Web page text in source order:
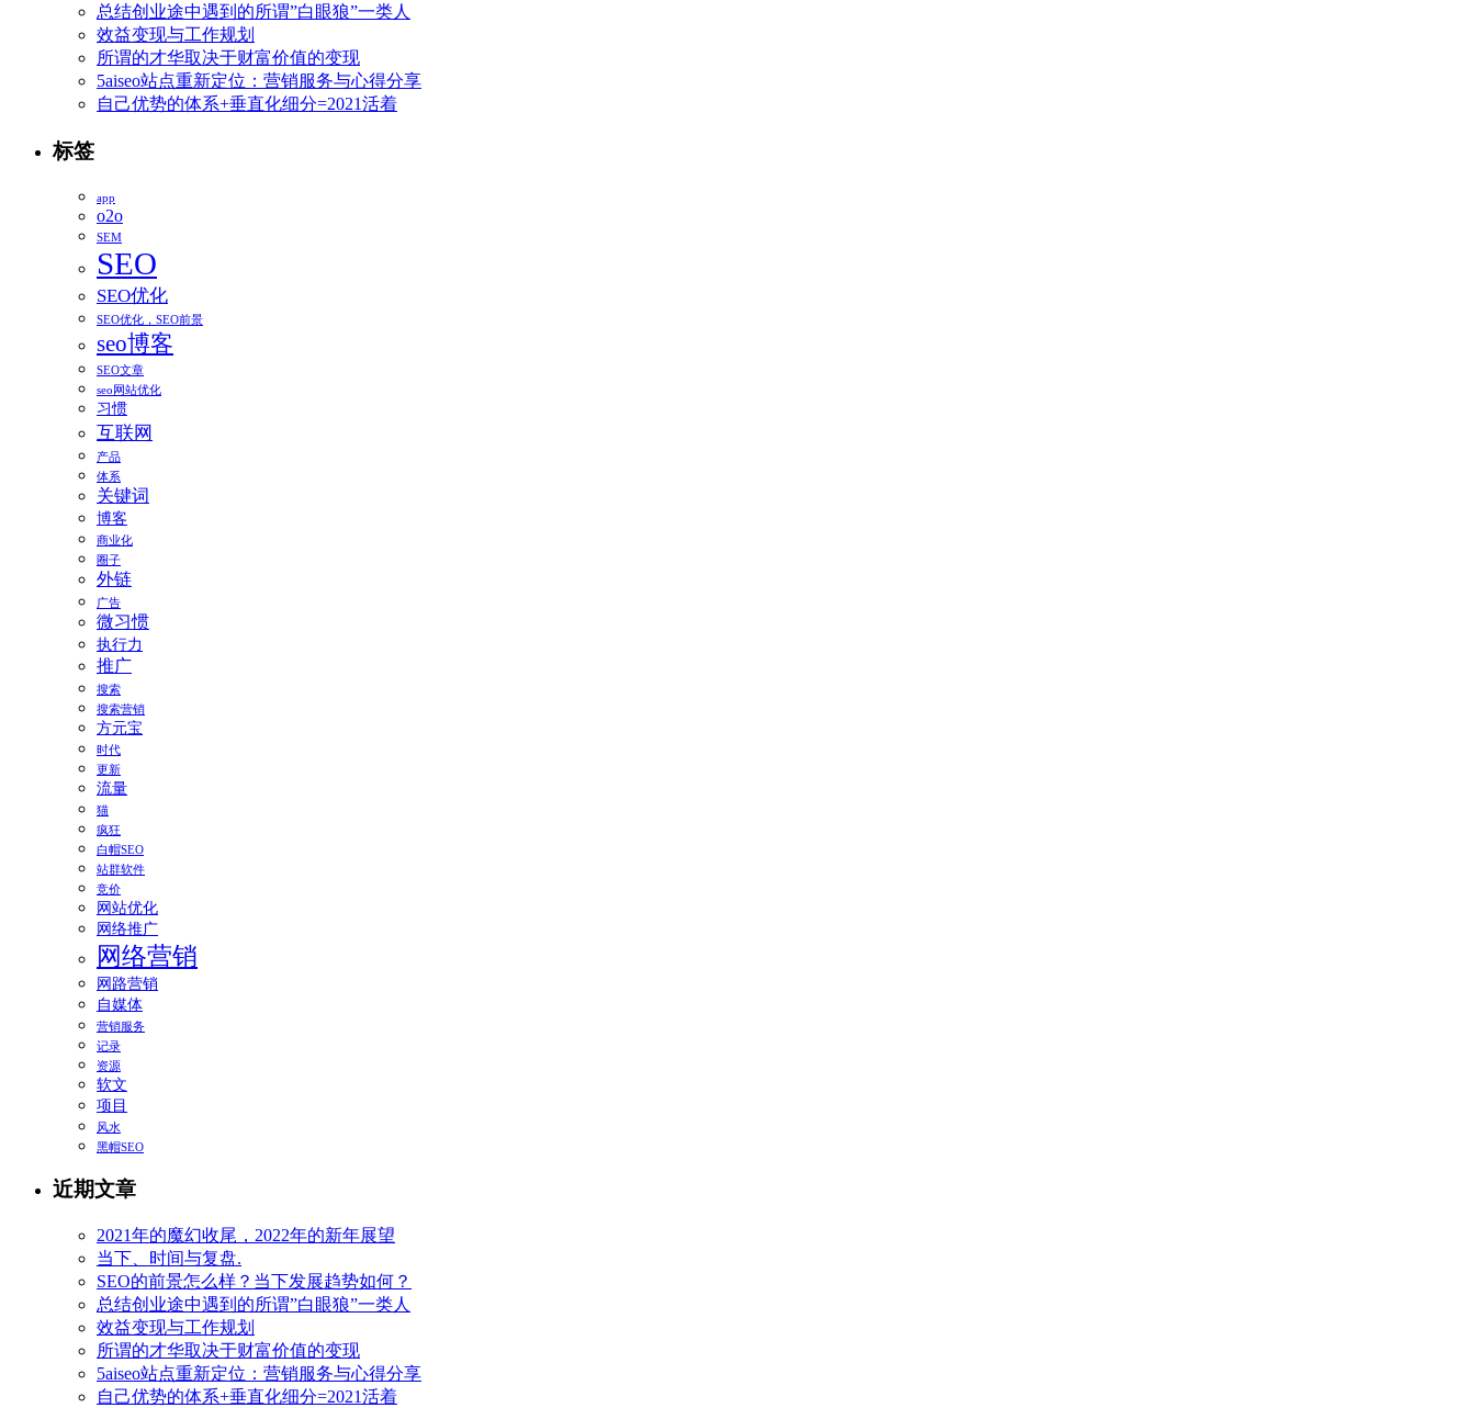
总结创业途中遇到的所谓”白眼狼”一类人
效益变现与工作规划
所谓的才华取决于财富价值的变现
5aiseo站点重新定位：营销服务与心得分享
自己优势的体系+垂直化细分=2021活着
标签
app
o2o
SEM
SEO
SEO优化
SEO优化，SEO前景
seo博客
SEO文章
seo网站优化
习惯
互联网
产品
体系
关键词
博客
商业化
圈子
外链
广告
微习惯
执行力
推广
搜索
搜索营销
方元宝
时代
更新
流量
猫
疯狂
白帽SEO
站群软件
竞价
网站优化
网络推广
网络营销
网路营销
自媒体
营销服务
记录
资源
软文
项目
风水
黑帽SEO
近期文章
2021年的魔幻收尾，2022年的新年展望
当下、时间与复盘.
SEO的前景怎么样？当下发展趋势如何？
总结创业途中遇到的所谓”白眼狼”一类人
效益变现与工作规划
所谓的才华取决于财富价值的变现
5aiseo站点重新定位：营销服务与心得分享
自己优势的体系+垂直化细分=2021活着